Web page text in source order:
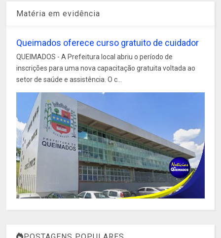
Matéria em evidência
Queimados oferece curso gratuito de cuidador
QUEIMADOS - A Prefeitura local abriu o período de
inscrições para uma nova capacitação gratuita voltada ao
setor de saúde e assistência. O c...